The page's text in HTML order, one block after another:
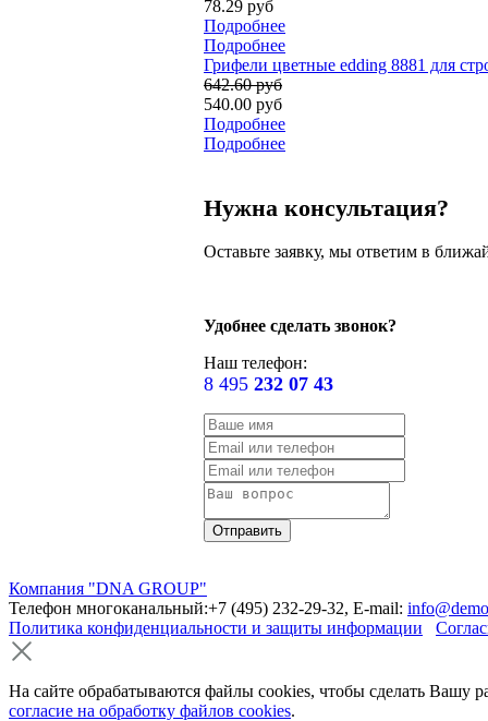
78.29 руб
Подробнее
Подробнее
Грифели цветные edding 8881 для
642.60 руб
540.00 руб
Подробнее
Подробнее
Нужна консультация?
Оставьте заявку, мы ответим в
Удобнее сделать звонок?
Наш телефон:
8 495 232 07 43
Компания "DNA GROUP"
Телефон многоканальный:+7 (495) 232-29-32, E-mail:
Политика конфиденциальности и защиты информации
На сайте обрабатываются файлы cookies, чтобы сделать Вашу
согласие на обработку файлов cookies.